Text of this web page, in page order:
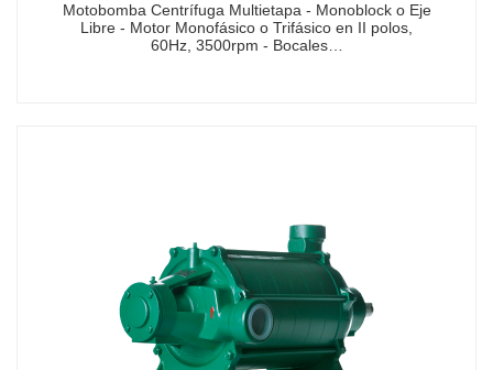
Motobomba Centrífuga Multietapa - Monoblock o Eje
Libre - Motor Monofásico o Trifásico en II polos,
60Hz, 3500rpm - Bocales…